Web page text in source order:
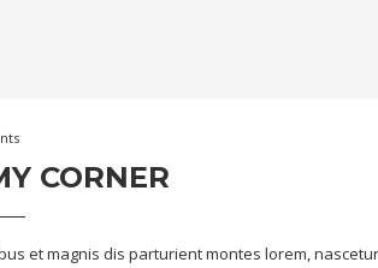
CORNER
et magnis dis parturient montes lorem,